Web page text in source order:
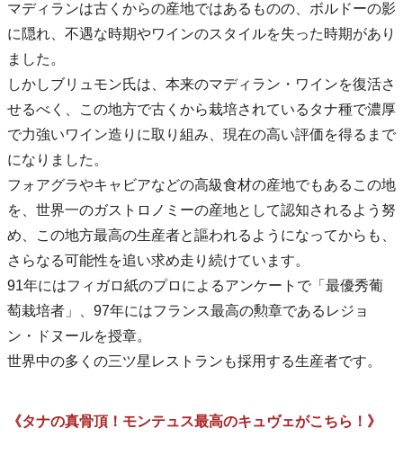
マディランは古くからの産地ではあるものの、ボルドーの影
に隠れ、不遇な時期やワインのスタイルを失った時期があり
ました。
しかしブリュモン氏は、本来のマディラン・ワインを復活さ
せるべく、この地方で古くから栽培されているタナ種で濃厚
で力強いワイン造りに取り組み、現在の高い評価を得るまで
になりました。
フォアグラやキャビアなどの高級食材の産地でもあるこの地
を、世界一のガストロノミーの産地として認知されるよう努
め、この地方最高の生産者と謳われるようになってからも、
さらなる可能性を追い求め走り続けています。
91年にはフィガロ紙のプロによるアンケートで「最優秀葡
萄栽培者」、97年にはフランス最高の勲章であるレジョ
ン・ドヌールを授章。
世界中の多くの三ツ星レストランも採用する生産者です。
《タナの真骨頂！モンテュス最高のキュヴェがこちら！》